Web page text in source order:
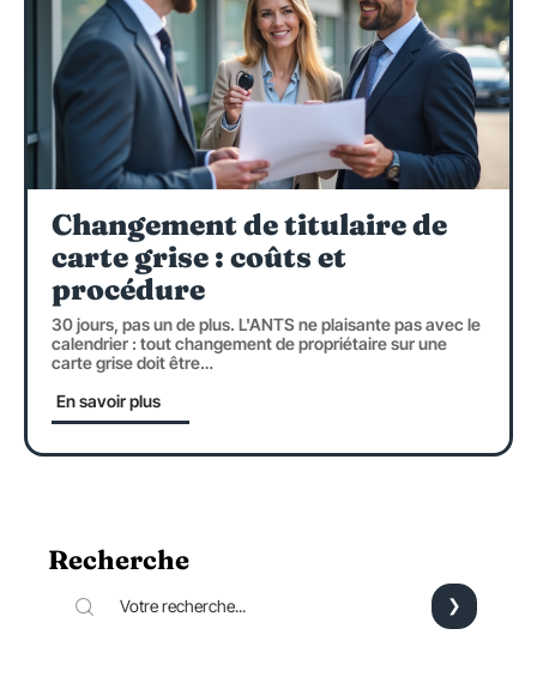
Changement de titulaire de
carte grise : coûts et
procédure
30 jours, pas un de plus. L'ANTS ne plaisante pas avec le
calendrier : tout changement de propriétaire sur une
carte grise doit être…
En savoir plus
Recherche